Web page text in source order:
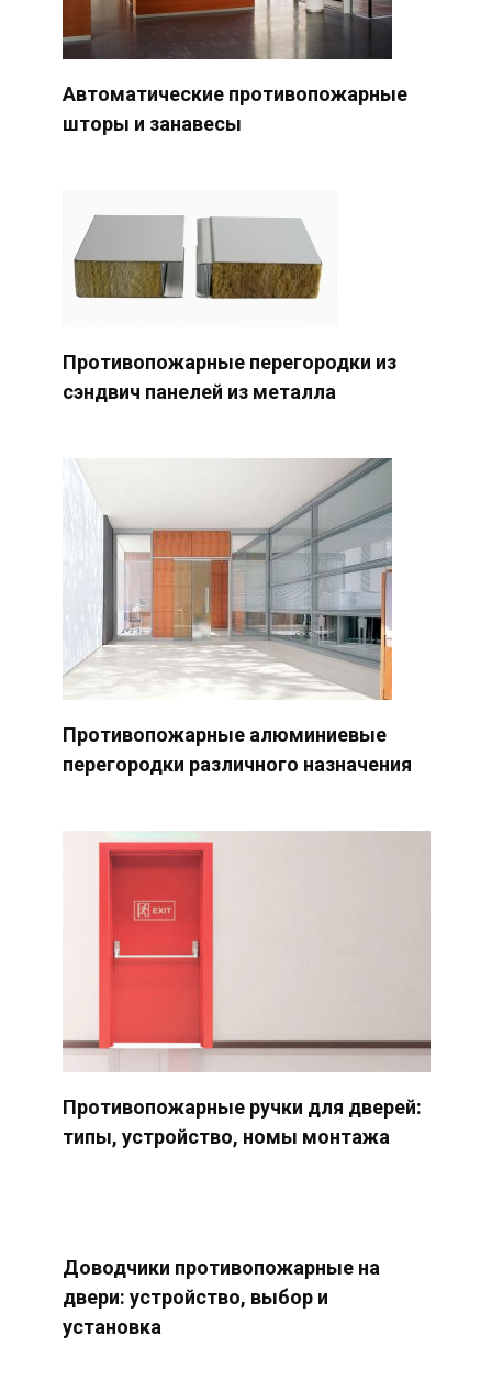
Автоматические противопожарные
шторы и занавесы
Противопожарные перегородки из
сэндвич панелей из металла
Противопожарные алюминиевые
перегородки различного назначения
Противопожарные ручки для дверей:
типы, устройство, номы монтажа
Доводчики противопожарные на
двери: устройство, выбор и
установка